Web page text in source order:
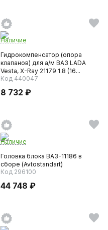
Наличие
Гидрокомпенсатор (опора
клапанов) для а/м ВАЗ LADA
Vesta, X-Ray 21179 1.8 (16...
Код 440047
8 732 ₽
Наличие
Головка блока ВАЗ-11186 в
сборе (Avtostandart)
Код 296100
44 748 ₽